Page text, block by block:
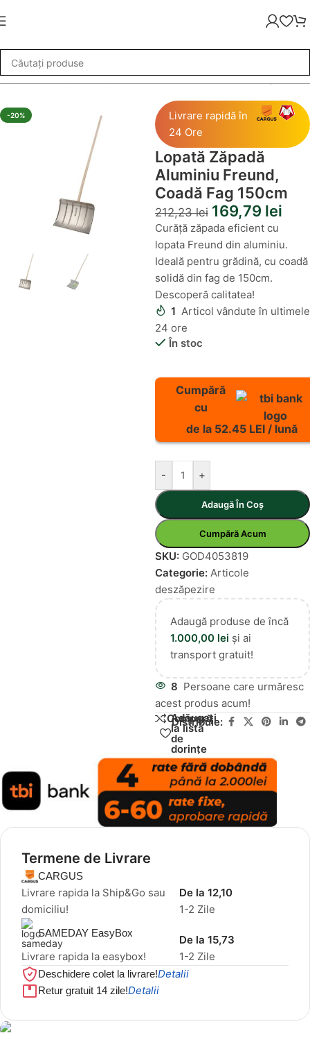
»Lopată Zăpadă Aluminiu Freund, Coadă Fag 150cm
-20%
Livrare rapidă în
24 Ore
Lopată Zăpadă
Aluminiu Freund,
Coadă Fag 150cm
212,23lei 169,79 lei
Curăță zăpada eficient cu
lopata Freund din aluminiu.
Ideală pentru grădină, cu coadă
solidă din fag de 150cm.
Descoperă calitatea!
1 Articol vândute în ultimele
24 ore
În stoc
Cumpără
cu
de la 52.45 LEI / lună
- +
Adaugă În Coș
Cumpără Acum
SKU: GOD4053819
Categorie: Articole
deszăpezire
Adaugă produse de încă
1.000,00 lei și ai
transport gratuit!
8 Persoane care urmăresc
acest produs acum!
Compară
Adăugați
la lista
de
dorințe
Distribuie:
Termene de Livrare
CARGUS
Livrare rapida la Ship&Go sau
domiciliu!
1-2 Zile
De la 12,10
SAMEDAY EasyBox
Livrare rapida la easybox! 1-2 Zile
De la 15,73
Deschidere colet la livrare!Detalii
Retur gratuit 14 zile!Detalii